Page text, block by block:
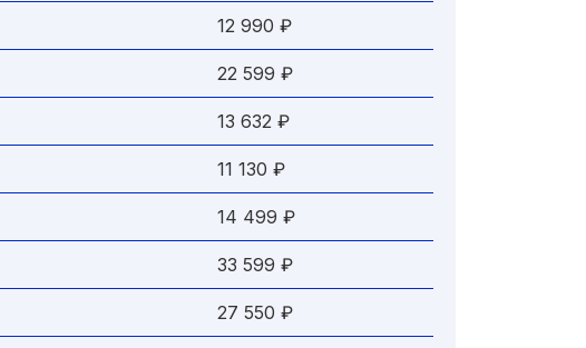
12 990 ₽
22 599 ₽
13 632 ₽
11 130 ₽
14 499 ₽
33 599 ₽
27 550 ₽